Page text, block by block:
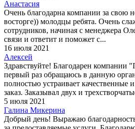
Анастасия
Очень благодарна компании за свою
восторге)) молодцы ребята. Очень
сотрудников, начиная с менеджера
связи и ответит и поможет с...
16 июля 2021
Алексей
Здравствуйте! Благодарен
первый раз обращаюсь в данную
полностью устраивает
заказ. Заказывал двух и
5 июля 2021
Галина Микерина
Добрый день! Выражаю